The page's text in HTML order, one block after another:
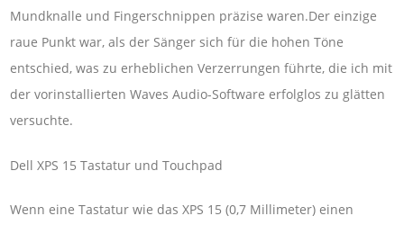
Mundknalle und Fingerschnippen präzise waren.Der einzige
raue Punkt war, als der Sänger sich für die hohen Töne
entschied, was zu erheblichen Verzerrungen führte, die ich mit
der vorinstallierten Waves Audio-Software erfolglos zu glätten
versuchte.
Dell XPS 15 Tastatur und Touchpad
Wenn eine Tastatur wie das XPS 15 (0,7 Millimeter) einen